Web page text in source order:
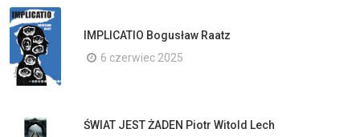
IMPLICATIO Bogusław Raatz
6 czerwiec 2025
ŚWIAT JEST ŻADEN Piotr Witold Lech